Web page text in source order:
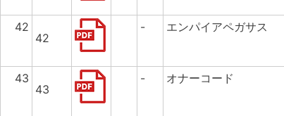
42
42
- エンパイアペガサス
43
43
- オナーコード